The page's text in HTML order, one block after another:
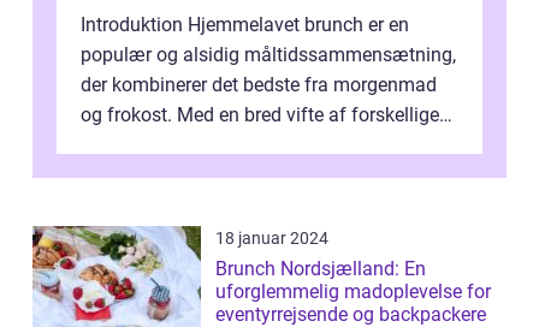
Introduktion Hjemmelavet brunch er en
populær og alsidig måltidssammensætning,
der kombinerer det bedste fra morgenmad
og frokost. Med en bred vifte af forskellige
18 januar 2024
Brunch Nordsjælland: En
uforglemmelig madoplevelse for
eventyrrejsende og backpackere